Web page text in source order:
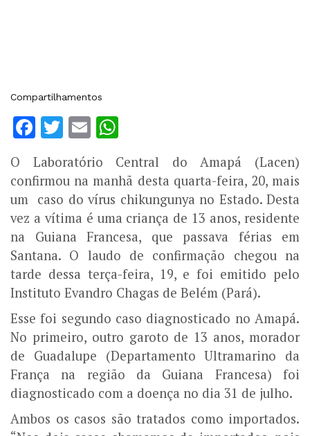
Compartilhamentos
Facebook
Twitter
Email
O Laboratório Central do Amapá (Lacen)
confirmou na manhã desta quarta-feira, 20, mais
um caso do vírus chikungunya no Estado. Desta
vez a vítima é uma criança de 13 anos, residente
na Guiana Francesa, que passava férias em
Santana. O laudo de confirmação chegou na
tarde dessa terça-feira, 19, e foi emitido pelo
Instituto Evandro Chagas de Belém (Pará).
Esse foi segundo caso diagnosticado no Amapá.
No primeiro, outro garoto de 13 anos, morador
de Guadalupe (Departamento Ultramarino da
França na região da Guiana Francesa) foi
diagnosticado com a doença no dia 31 de julho.
Ambos os casos são tratados como importados.